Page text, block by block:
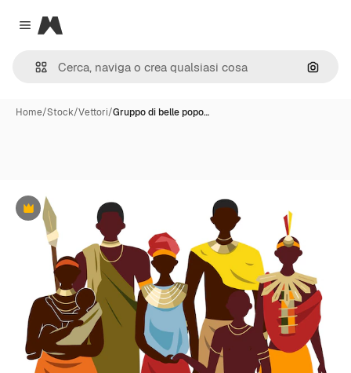
Close menu
Magnific
Cerca
Home/Stock/Vettori/Gruppo di belle popo…
Premium